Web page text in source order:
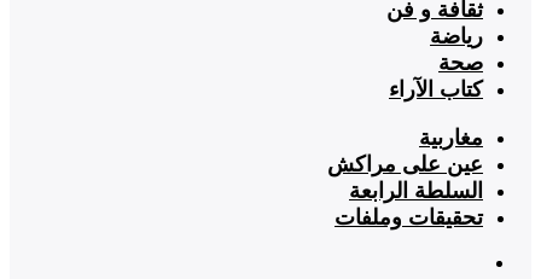
ثقافة و فن
رياضة
صحة
كتاب الآراء
مغاربية
عين على مراكش
السلطة الرابعة
تحقيقات وملفات